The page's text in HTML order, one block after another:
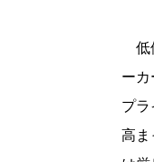
低
ーカ
プ
高ま